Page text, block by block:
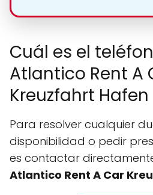
Cuál es el
Atlantico Rent A
Kreuzfahrt Hafen
Para resolver cualquier
disponibilidad o pedir
es contactar
Atlantico Rent A Car